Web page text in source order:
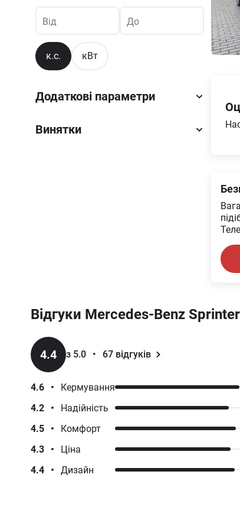
Від До
к.с. кВт
Додаткові параметри
Винятки
Відгуки Mercedes-Benz Sprinter
4.4 з 5.0 • 67 відгуків
4.6 •
Кермування
4.2
•
Надійність
4.5
•
Комфорт
4.3
•
Ціна
4.4
•
Дизайн